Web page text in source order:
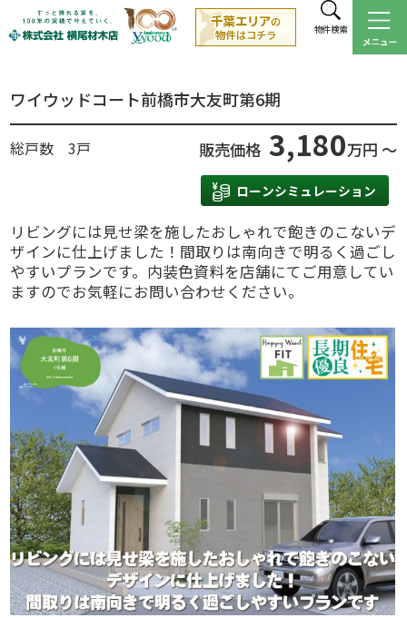
物件検索
ワイウッドコート前橋市大友町第6期
総戸数 3戸 販売価格 3,180万円 ～
ローンシミュレーション
リビングには見せ梁を施したおしゃれで飽きのこないデ
ザインに仕上げました！間取りは南向きで明るく過ごし
やすいプランです。内装色資料を店舗にてご用意してい
ますのでお気軽にお問い合わせください。